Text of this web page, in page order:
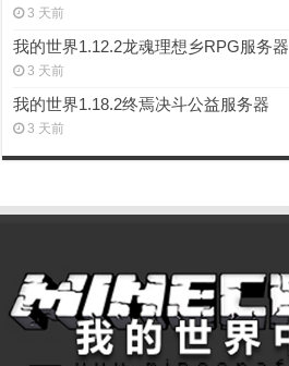
3 天前
我的世界1.12.2龙魂理想乡RPG服务器
3 天前
我的世界1.18.2终焉决斗公益服务器
3 天前